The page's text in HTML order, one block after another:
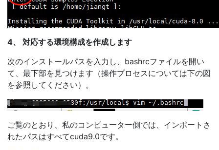
4、 対応する環境構成を作成します
次のインストールパスを入力し、bashrcファイルを開い
て、最下部を見つけます（操作プロセスについては下の図
を参照してください）。
ご覧のとおり、私のコンピューター側では、インポートさ
れたパスはすべてcuda9.0です。